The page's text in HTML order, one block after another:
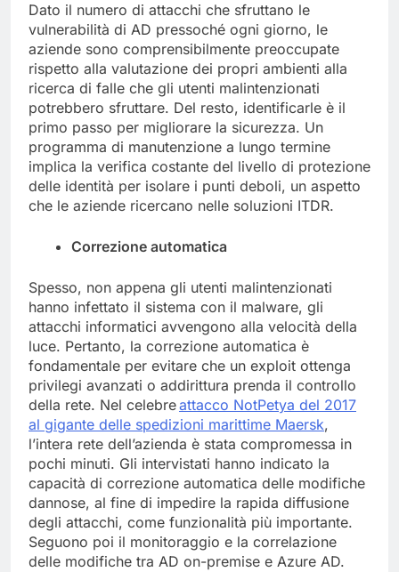
Dato il numero di attacchi che sfruttano le
vulnerabilità di AD pressoché ogni giorno, le
aziende sono comprensibilmente preoccupate
rispetto alla valutazione dei propri ambienti alla
ricerca di falle che gli utenti malintenzionati
potrebbero sfruttare. Del resto, identificarle è il
primo passo per migliorare la sicurezza. Un
programma di manutenzione a lungo termine
implica la verifica costante del livello di protezione
delle identità per isolare i punti deboli, un aspetto
che le aziende ricercano nelle soluzioni ITDR.
Correzione automatica
Spesso, non appena gli utenti malintenzionati
hanno infettato il sistema con il malware, gli
attacchi informatici avvengono alla velocità della
luce. Pertanto, la correzione automatica è
fondamentale per evitare che un exploit ottenga
privilegi avanzati o addirittura prenda il controllo
della rete. Nel celebreattacco NotPetya del 2017
al gigante delle spedizioni marittime Maersk,
l’intera rete dell’azienda è stata compromessa in
pochi minuti. Gli intervistati hanno indicato la
capacità di correzione automatica delle modifiche
dannose, al fine di impedire la rapida diffusione
degli attacchi, come funzionalità più importante.
Seguono poi il monitoraggio e la correlazione
delle modifiche tra AD on-premise e Azure AD.